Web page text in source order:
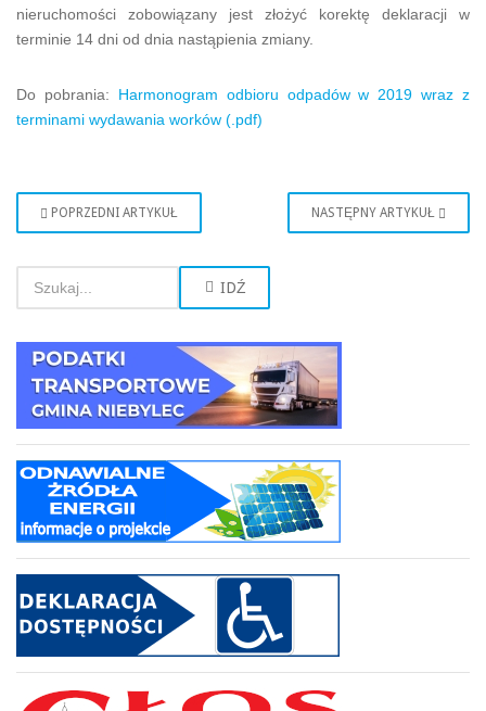
nieruchomości zobowiązany jest złożyć korektę deklaracji w
terminie 14 dni od dnia nastąpienia zmiany.
Do pobrania: Harmonogram odbioru odpadów w 2019 wraz z
terminami wydawania worków (.pdf)
POPRZEDNI ARTYKUŁ NASTĘPNY ARTYKUŁ
IDŹ